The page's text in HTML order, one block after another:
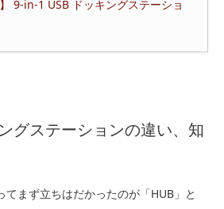
9-in-1 USB ドッキングステーショ
グステーションの違い、知
てまず立ちはだかったのが「HUB」と